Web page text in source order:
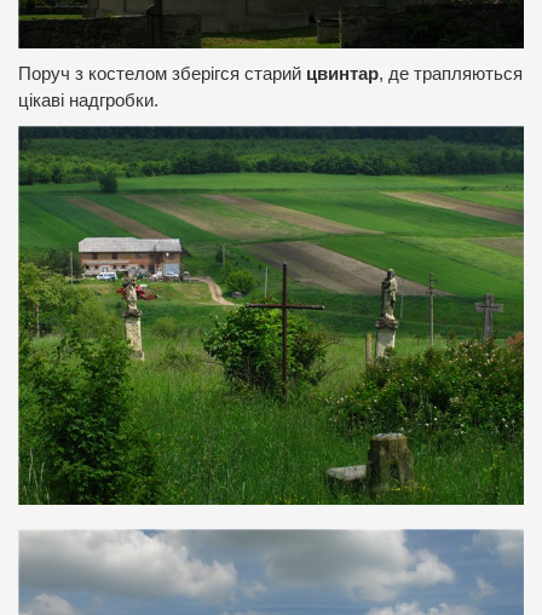
Поруч з костелом зберігся старий цвинтар, де трапляються
цікаві надгробки.